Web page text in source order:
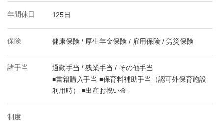
年間休日 125日
保険 健康保険 / 厚生年金保険 / 雇用保険 / 労災保険
諸手当
通勤手当 / 残業手当 / その他手当
■書籍購入手当 ■保育料補助手当（認可外保育施設
利用時） ■出産お祝い金
制度